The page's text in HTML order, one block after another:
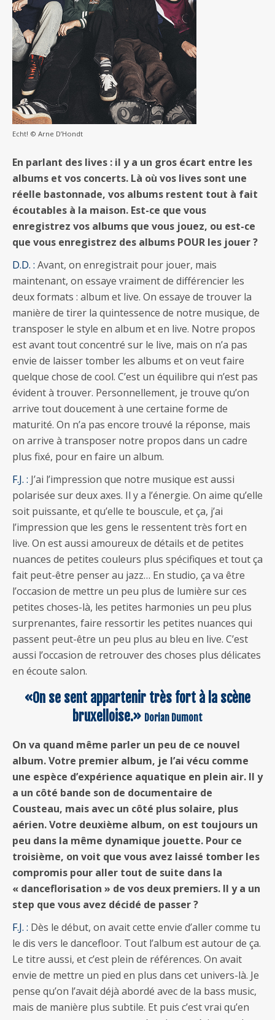
Echt! © Arne D’Hondt
En parlant des lives : il y a un gros écart entre les
albums et vos concerts. Là où vos lives sont une
réelle bastonnade, vos albums restent tout à fait
écoutables à la maison. Est-ce que vous
enregistrez vos albums que vous jouez, ou est-ce
que vous enregistrez des albums POUR les jouer ?
D.D. : Avant, on enregistrait pour jouer, mais
maintenant, on essaye vraiment de différencier les
deux formats : album et live. On essaye de trouver la
manière de tirer la quintessence de notre musique, de
transposer le style en album et en live. Notre propos
est avant tout concentré sur le live, mais on n’a pas
envie de laisser tomber les albums et on veut faire
quelque chose de cool. C’est un équilibre qui n’est pas
évident à trouver. Personnellement, je trouve qu’on
arrive tout doucement à une certaine forme de
maturité. On n’a pas encore trouvé la réponse, mais
on arrive à transposer notre propos dans un cadre
plus fixé, pour en faire un album.
F.J. : J’ai l’impression que notre musique est aussi
polarisée sur deux axes. Il y a l’énergie. On aime qu’elle
soit puissante, et qu’elle te bouscule, et ça, j’ai
l’impression que les gens le ressentent très fort en
live. On est aussi amoureux de détails et de petites
nuances de petites couleurs plus spécifiques et tout ça
fait peut-être penser au jazz… En studio, ça va être
l’occasion de mettre un peu plus de lumière sur ces
petites choses-là, les petites harmonies un peu plus
surprenantes, faire ressortir les petites nuances qui
passent peut-être un peu plus au bleu en live. C’est
aussi l’occasion de retrouver des choses plus délicates
en écoute salon.
«On se sent appartenir très fort à la scène
bruxelloise.» Dorian Dumont
On va quand même parler un peu de ce nouvel
album. Votre premier album, je l’ai vécu comme
une espèce d’expérience aquatique en plein air. Il y
a un côté bande son de documentaire de
Cousteau, mais avec un côté plus solaire, plus
aérien. Votre deuxième album, on est toujours un
peu dans la même dynamique jouette. Pour ce
troisième, on voit que vous avez laissé tomber les
compromis pour aller tout de suite dans la
« danceflorisation » de vos deux premiers. Il y a un
step que vous avez décidé de passer ?
F.J. : Dès le début, on avait cette envie d’aller comme tu
le dis vers le dancefloor. Tout l’album est autour de ça.
Le titre aussi, et c’est plein de références. On avait
envie de mettre un pied en plus dans cet univers-là. Je
pense qu’on l’avait déjà abordé avec de la bass music,
mais de manière plus subtile. Et puis c’est vrai qu’en